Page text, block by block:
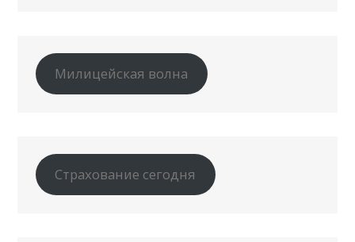
Милицейская волна
Страхование сегодня